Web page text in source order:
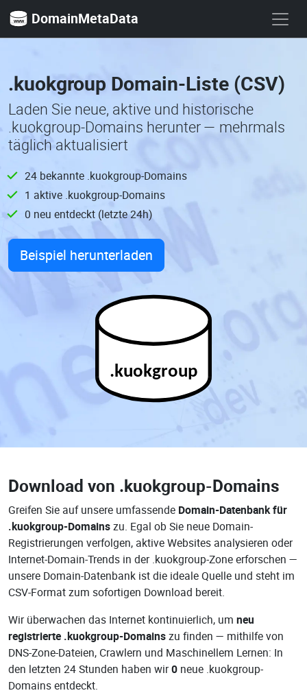
DomainMetaData
.kuokgroup Domain-Liste (CSV)
Laden Sie neue, aktive und historische
.kuokgroup-Domains herunter — mehrmals
täglich aktualisiert
24 bekannte .kuokgroup-Domains
1 aktive .kuokgroup-Domains
0 neu entdeckt (letzte 24h)
Beispiel herunterladen
.kuokgroup
Download von .kuokgroup-Domains
Greifen Sie auf unsere umfassende Domain-Datenbank für
.kuokgroup-Domainszu. Egal ob Sie neue Domain-
Registrierungen verfolgen, aktive Websites analysieren oder
Internet-Domain-Trends in der .kuokgroup-Zone erforschen —
unsere Domain-Datenbank ist die ideale Quelle und steht im
CSV-Format zum sofortigen Download bereit.
Wir überwachen das Internet kontinuierlich, um neu
registrierte .kuokgroup-Domainszu finden — mithilfe von
DNS-Zone-Dateien, Crawlern und Maschinellem Lernen: In
den letzten 24 Stunden haben wir0 neue .kuokgroup-
Domains entdeckt.